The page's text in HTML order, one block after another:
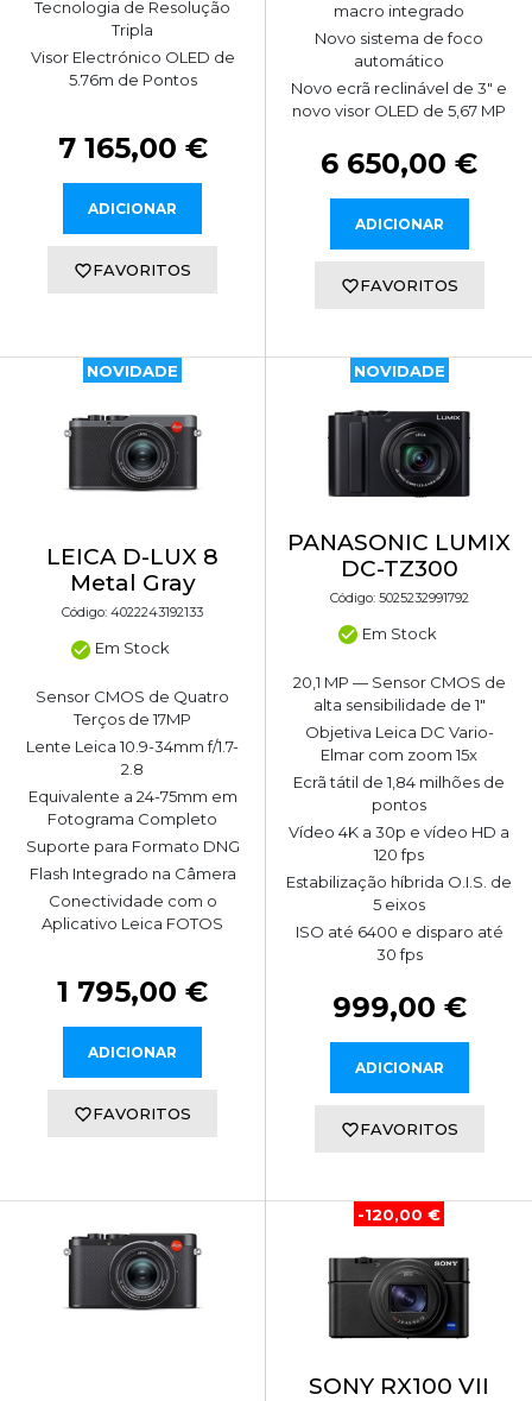
Tecnologia de Resolução
Tripla
Visor Electrónico OLED de
5.76m de Pontos
7 165,00 €
ADICIONAR
FAVORITOS
macro integrado
Novo sistema de foco
automático
Novo ecrã reclinável de 3" e
novo visor OLED de 5,67 MP
6 650,00 €
ADICIONAR
FAVORITOS
NOVIDADE
LEICA D-LUX 8
Metal Gray
Código: 4022243192133
Em Stock
Sensor CMOS de Quatro
Terços de 17MP
Lente Leica 10.9-34mm f/1.7-
2.8
Equivalente a 24-75mm em
Fotograma Completo
Suporte para Formato DNG
Flash Integrado na Câmera
Conectividade com o
Aplicativo Leica FOTOS
1 795,00 €
ADICIONAR
FAVORITOS
NOVIDADE
PANASONIC LUMIX
DC-TZ300
Código: 5025232991792
Em Stock
20,1 MP — Sensor CMOS de
alta sensibilidade de 1"
Objetiva Leica DC Vario-
Elmar com zoom 15x
Ecrã tátil de 1,84 milhões de
pontos
Vídeo 4K a 30p e vídeo HD a
120 fps
Estabilização híbrida O.I.S. de
5 eixos
ISO até 6400 e disparo até
30 fps
999,00 €
ADICIONAR
FAVORITOS
-120,00 €
SONY RX100 VII